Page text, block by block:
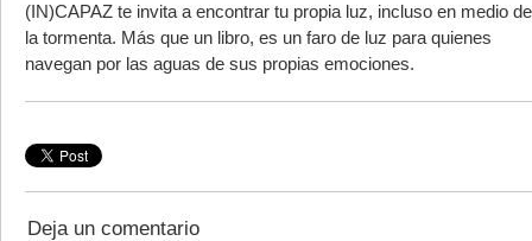
(IN)CAPAZ te invita a encontrar tu propia luz, incluso en medio de
la tormenta. Más que un libro, es un faro de luz para quienes
navegan por las aguas de sus propias emociones.
Deja un comentario